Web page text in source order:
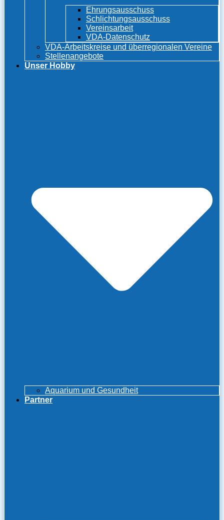
Ehrungsausschuss
Schlichtungsausschuss
Vereinsarbeit
VDA-Datenschutz
VDA-Arbeitskreise und überregionalen Vereine
Stellenangebote
Unser Hobby
Aquarium und Gesundheit
Partner